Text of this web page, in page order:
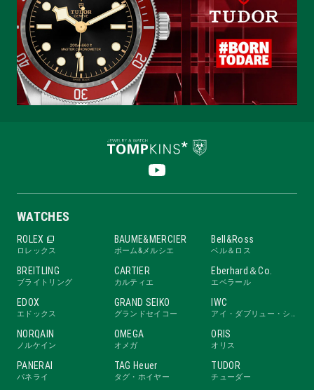
WATCHES
ROLEX
ロレックス
BAUME&MERCIER
ボーム&メルシエ
Bell&Ross
ベル＆ロス
BREITLING
ブライトリング
CARTIER
カルティエ
Eberhard＆Co.
エベラール
EDOX
エドックス
GRAND SEIKO
グランドセイコー
IWC
アイ・ダブリュー・シー
NORQAIN
ノルケイン
OMEGA
オメガ
ORIS
オリス
PANERAI
パネライ
TAG Heuer
タグ・ホイヤー
TUDOR
チューダー